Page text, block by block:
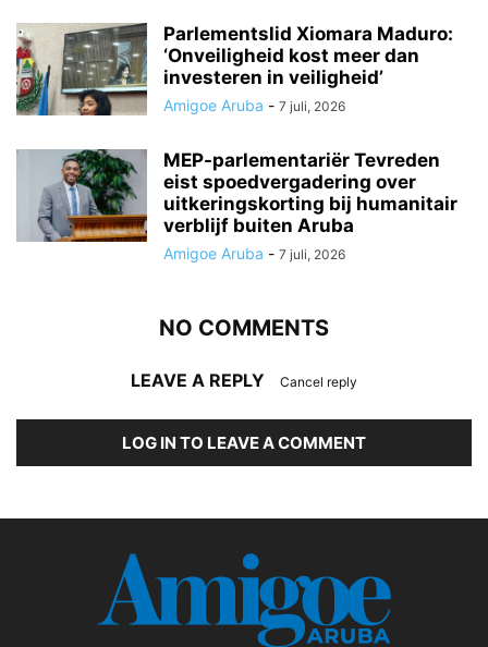
Parlementslid Xiomara Maduro:
‘Onveiligheid kost meer dan
investeren in veiligheid’
Amigoe Aruba - 7 juli, 2026
MEP-parlementariër Tevreden
eist spoedvergadering over
uitkeringskorting bij humanitair
verblijf buiten Aruba
Amigoe Aruba - 7 juli, 2026
NO COMMENTS
LEAVE A REPLY Cancel reply
LOG IN TO LEAVE A COMMENT